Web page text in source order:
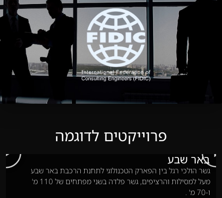
פרוייקטים לדוגמה
באר שבע
גשר הולכי רגל בין הפארק הטכנולוגי לתחנת הרכבת באר שבע
מעל למסילות והרציפים, גשר פלדה בשני מפתחים של 110 מ'
ו-70 מ' .